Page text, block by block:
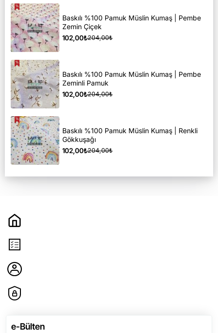
Baskılı %100 Pamuk Müslin Kumaş | Pembe
Zemin Çiçek
102,00₺204,00₺
Baskılı %100 Pamuk Müslin Kumaş | Pembe
Zeminli Pamuk
102,00₺204,00₺
Baskılı %100 Pamuk Müslin Kumaş | Renkli
Gökkuşağı
102,00₺204,00₺
e-Bülten